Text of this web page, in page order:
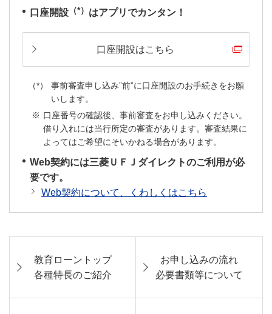
口座開設 （*） はアプリでカンタン！
口座開設はこちら
事前審査申し込み”前”に口座開設のお手続きをお願
いします。
口座番号の確認後、事前審査をお申し込みください。
借り入れには当行所定の審査があります。審査結果に
よってはご希望にそいかねる場合があります。
Web契約には三菱ＵＦＪダイレクトのご利用が必
要です。
Web契約について、くわしくはこちら
教育ローントップ
各種特長のご紹介
お申し込みの流れ
必要書類等について